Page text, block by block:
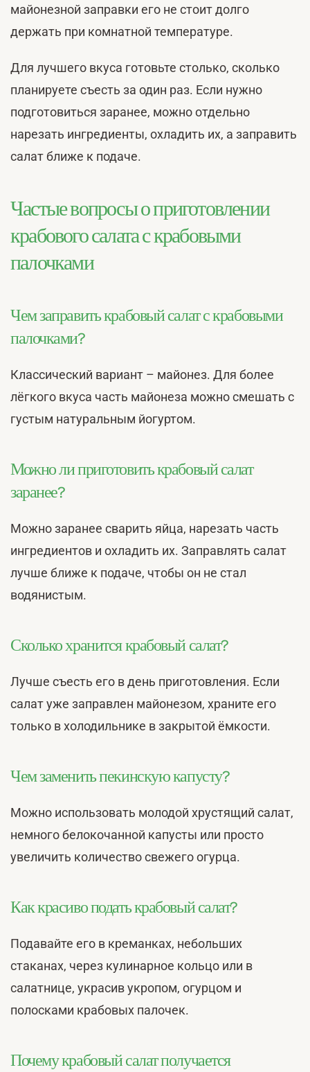
майонезной заправки его не стоит долго
держать при комнатной температуре.
Для лучшего вкуса готовьте столько, сколько
планируете съесть за один раз. Если нужно
подготовиться заранее, можно отдельно
нарезать ингредиенты, охладить их, а заправить
салат ближе к подаче.
Частые вопросы о приготовлении
крабового салата с крабовыми
палочками
Чем заправить крабовый салат с крабовыми
палочками?
Классический вариант – майонез. Для более
лёгкого вкуса часть майонеза можно смешать с
густым натуральным йогуртом.
Можно ли приготовить крабовый салат
заранее?
Можно заранее сварить яйца, нарезать часть
ингредиентов и охладить их. Заправлять салат
лучше ближе к подаче, чтобы он не стал
водянистым.
Сколько хранится крабовый салат?
Лучше съесть его в день приготовления. Если
салат уже заправлен майонезом, храните его
только в холодильнике в закрытой ёмкости.
Чем заменить пекинскую капусту?
Можно использовать молодой хрустящий салат,
немного белокочанной капусты или просто
увеличить количество свежего огурца.
Как красиво подать крабовый салат?
Подавайте его в креманках, небольших
стаканах, через кулинарное кольцо или в
салатнице, украсив укропом, огурцом и
полосками крабовых палочек.
Почему крабовый салат получается